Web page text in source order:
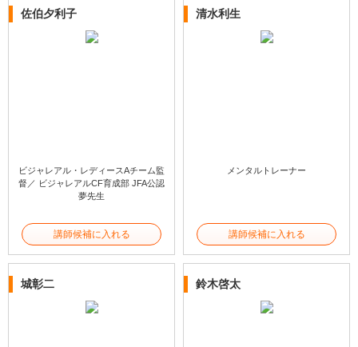
佐伯夕利子
ビジャレアル・レディースAチーム監
督／ ビジャレアルCF育成部 JFA公認
夢先生
講師候補に入れる
清水利生
メンタルトレーナー
講師候補に入れる
城彰二 鈴木啓太